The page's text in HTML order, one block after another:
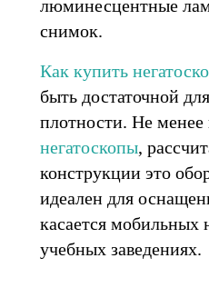
люминесцентные
снимок.
Как купить
быть достаточной
плотности. Не
негатоскопы,
конструкции это
идеален для
касается мобильных
учебных заведениях.